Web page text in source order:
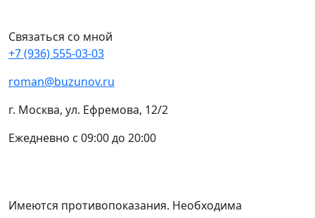
Связаться со мной
+7 (936) 555-03-03
roman@buzunov.ru
г. Москва, ул. Ефремова, 12/2
Ежедневно с 09:00 до 20:00
Имеются противопоказания. Необходима